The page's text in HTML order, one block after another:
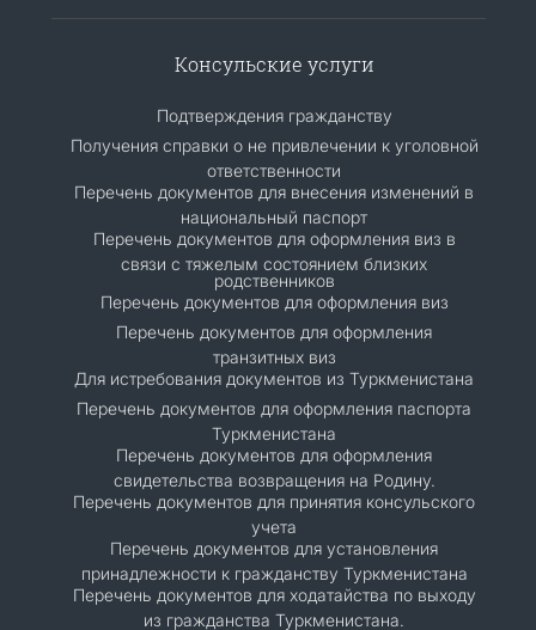
Консульские услуги
Подтверждения гражданству
Получения справки о не привлечении к уголовной
ответственности
Перечень документов для внесения изменений в
национальный паспорт
Перечень документов для оформления виз в
связи с тяжелым состоянием близких
родственников
Перечень документов для оформления виз
Перечень документов для оформления
транзитных виз
Для истребования документов из Туркменистана
Перечень документов для оформления паспорта
Туркменистана
Перечень документов для оформления
свидетельства возвращения на Родину.
Перечень документов для принятия консульского
учета
Перечень документов для установления
принадлежности к гражданству Туркменистана
Перечень документов для ходатайства по выходу
из гражданства Туркменистана.